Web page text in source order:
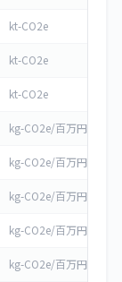
kt-CO2e
kt-CO2e
kt-CO2e
kg-CO2e/百万円
kg-CO2e/百万円
kg-CO2e/百万円
kg-CO2e/百万円
kg-CO2e/百万円